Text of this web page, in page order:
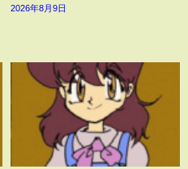
2026年8月9日